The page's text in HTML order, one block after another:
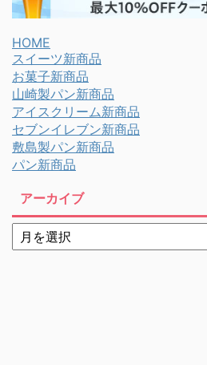
HOME
スイーツ新商品
お菓子新商品
山崎製パン新商品
アイスクリーム新商品
セブンイレブン新商品
敷島製パン新商品
パン新商品
アーカイブ